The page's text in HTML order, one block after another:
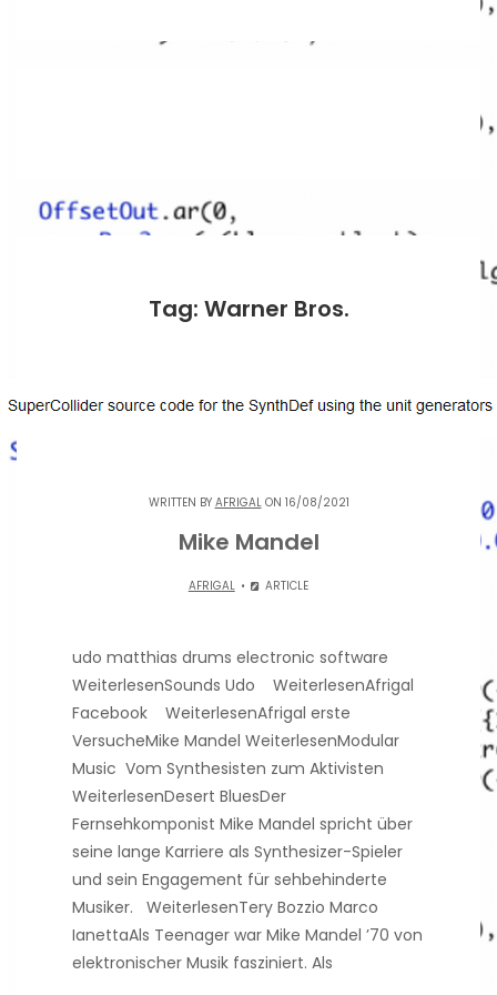
Tag: Warner Bros.
WRITTEN BY AFRIGALON 16/08/2021
Mike Mandel
AFRIGAL ARTICLE
udo matthias drums electronic software
WeiterlesenSounds Udo WeiterlesenAfrigal
Facebook WeiterlesenAfrigal erste
VersucheMike Mandel WeiterlesenModular
Music Vom Synthesisten zum Aktivisten
WeiterlesenDesert BluesDer
Fernsehkomponist Mike Mandel spricht über
seine lange Karriere als Synthesizer-Spieler
und sein Engagement für sehbehinderte
Musiker. WeiterlesenTery Bozzio Marco
IanettaAls Teenager war Mike Mandel ’70 von
elektronischer Musik fasziniert. Als